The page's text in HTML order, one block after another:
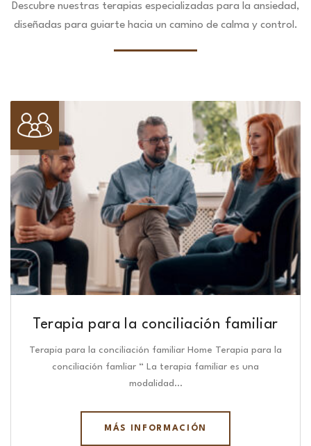
Descubre nuestras terapias especializadas para la ansiedad,
diseñadas para guiarte hacia un camino de calma y control.
Terapia para la conciliación familiar
Terapia para la conciliación familiar Home Terapia para la
conciliación famliar “ La terapia familiar es una
modalidad…
MÁS INFORMACIÓN